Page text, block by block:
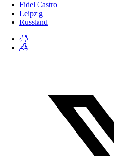
Fidel Castro
Leipzig
Russland